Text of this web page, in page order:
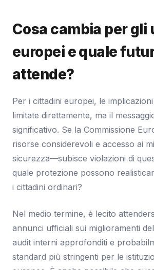
Cosa cambia per gli
europei e quale
attende?
Per i cittadini europei, le
limitate direttamente, ma il
significativo. Se la Commissione
risorse considerevoli e accesso ai
sicurezza—subisce violazioni di
quale protezione possono
i cittadini ordinari?
Nel medio termine, è lecito
annunci ufficiali sui miglioramenti
audit interni approfonditi e
standard più stringenti per le